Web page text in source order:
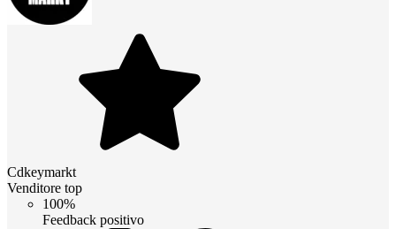
Cdkeymarkt
Venditore top
100%
Feedback positivo